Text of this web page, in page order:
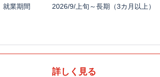
就業期間 2026/9/上旬～長期（3カ月以上）
詳しく見る